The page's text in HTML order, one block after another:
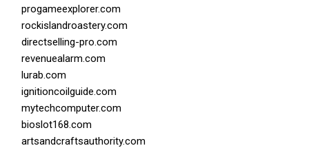
progameexplorer.com
rockislandroastery.com
directselling-pro.com
revenuealarm.com
lurab.com
ignitioncoilguide.com
mytechcomputer.com
bioslot168.com
artsandcraftsauthority.com